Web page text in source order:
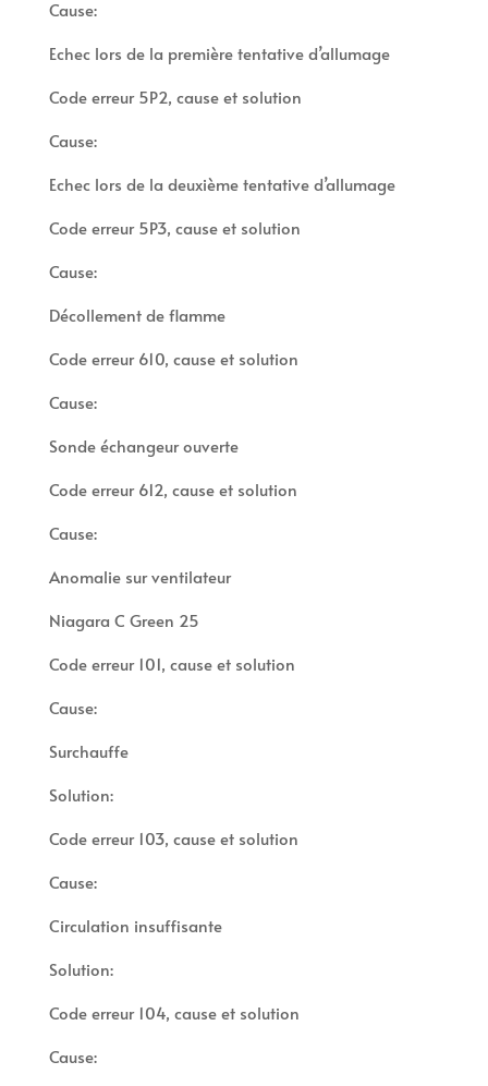
Cause:
Echec lors de la première tentative d’allumage
Code erreur 5P2, cause et solution
Cause:
Echec lors de la deuxième tentative d’allumage
Code erreur 5P3, cause et solution
Cause:
Décollement de flamme
Code erreur 610, cause et solution
Cause:
Sonde échangeur ouverte
Code erreur 612, cause et solution
Cause:
Anomalie sur ventilateur
Niagara C Green 25
Code erreur 101, cause et solution
Cause:
Surchauffe
Solution:
Code erreur 103, cause et solution
Cause:
Circulation insuffisante
Solution:
Code erreur 104, cause et solution
Cause: